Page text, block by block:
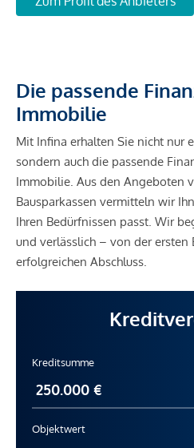
Die passende
Immobilie
Mit Infina erhalten Sie nicht nur
sondern auch die passende
Immobilie. Aus den Angeboten
Bausparkassen vermitteln wir
Ihren Bedürfnissen passt. Wir
und verlässlich – von der ersten
erfolgreichen Abschluss.
Kreditsumme
Objektwert